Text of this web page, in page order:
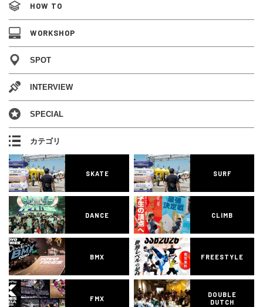
HOW TO
WORKSHOP
SPOT
INTERVIEW
SPECIAL
カテゴリ
SKATE SURF
DANCE CLIMB
BMX FREESTYLE
FMX
DOUBLE
DUTCH